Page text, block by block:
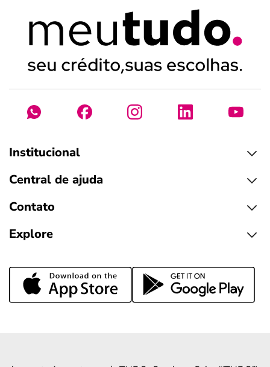
Institucional
Central de ajuda
Contato
Explore